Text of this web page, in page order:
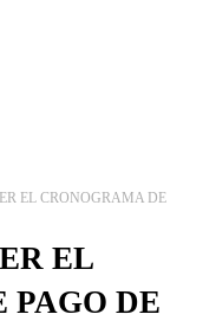
EL CRONOGRAMA DE
EL
PAGO DE